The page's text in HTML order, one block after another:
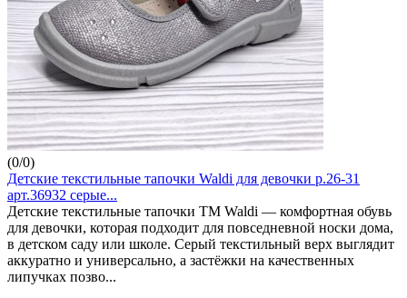
(0/0)
Детские текстильные тапочки Waldi для девочки р.26-31
арт.36932 серые...
Детские текстильные тапочки ТМ Waldi — комфортная обувь
для девочки, которая подходит для повседневной носки дома,
в детском саду или школе. Серый текстильный верх выглядит
аккуратно и универсально, а застёжки на качественных
липучках позво...